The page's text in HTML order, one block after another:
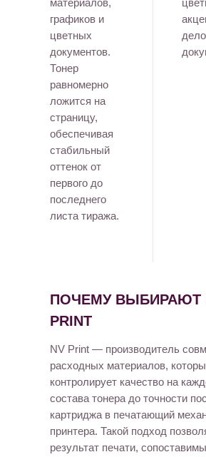
материалов,
графиков и
цветных
документов.
Тонер
равномерно
ложится на
страницу,
обеспечивая
стабильный
оттенок от
первого до
последнего
листа тиража.
ПОЧЕМУ ВЫБИРАЮТ
PRINT
NV Print — производитель
расходных материалов,
контролирует качество на
состава тонера до точности
картриджа в печатающий
принтера. Такой подход
результат печати,